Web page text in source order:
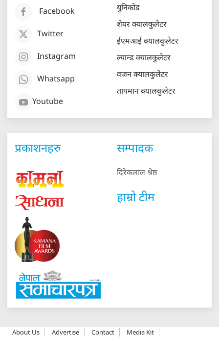
Facebook
Twitter
Instagram
Whatsapp
Youtube
युनिकोड
शेयर क्यालकुलेटर
ईएमआई क्यालकुलेटर
ल्यान्ड क्यालकुलेटर
वजन क्यालकुलेटर
तापमान क्यालकुलेटर
प्रकाशनहरु सम्पादक
दिरेकलाल श्रेष्ठ
हाम्रो टीम
About Us Advertise Contact Media Kit